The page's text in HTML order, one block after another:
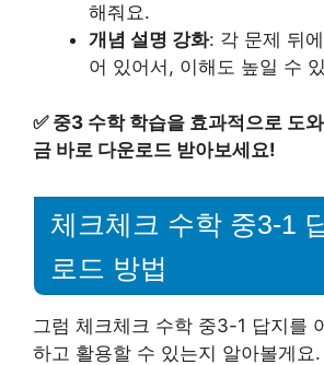
해줘요.
개념 설명 강화: 각 문제 뒤
어 있어서, 이해도 높일 수
✅ 중3 수학 학습을 효과적으로 도
금 바로 다운로드 받아보세요!
체크체크 수학 중3-1
로드 방법
그럼 체크체크 수학 중3-1 답지를
하고 활용할 수 있는지 알아볼게요